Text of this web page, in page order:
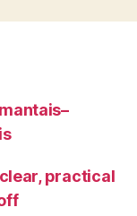
practical